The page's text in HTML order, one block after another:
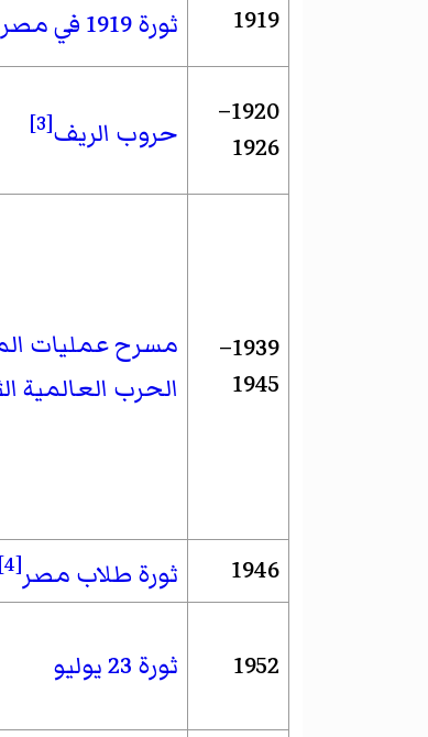
1919
ثورة 1919 في مصر
1920–
1926
حروب الريف[3]
1939–
1945
مسرح عمليات
الحرب العالمية
1946 ثورة طلاب مصر[4]
1952
ثورة 23 يوليو